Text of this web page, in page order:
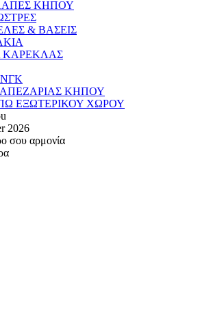
ΚΗΠΟΥ
& ΒΑΣΕΙΣ
ΚΑΡΕΚΛΑΣ
ΚΗΠΟΥ
ΕΞΩΤΕΡΙΚΟΥ ΧΩΡΟΥ
2026
σου αρμονία